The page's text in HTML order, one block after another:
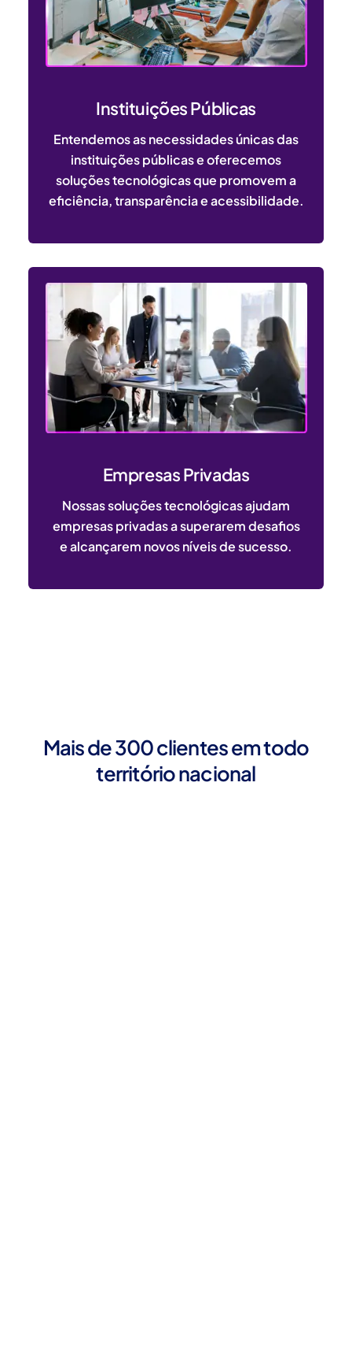
Instituições Públicas
Entendemos as necessidades únicas das
instituições públicas e oferecemos
soluções tecnológicas que promovem a
eficiência, transparência e acessibilidade.
Empresas Privadas
Nossas soluções tecnológicas ajudam
empresas privadas a superarem desafios
e alcançarem novos níveis de sucesso.
Mais de 300 clientes em todo
território nacional